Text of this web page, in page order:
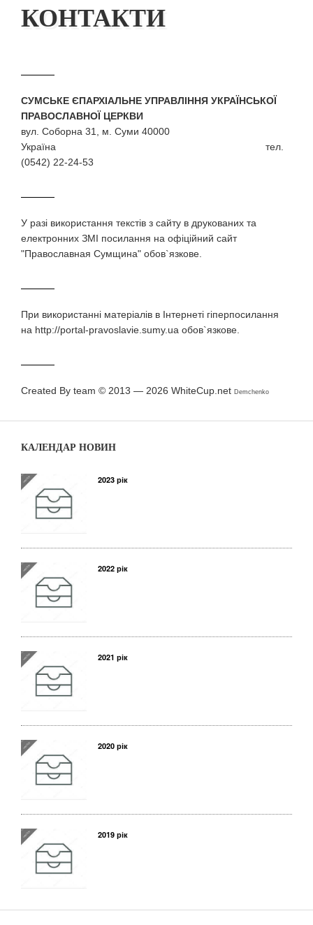
КОНТАКТИ
СУМСЬКЕ ЄПАРХІАЛЬНЕ УПРАВЛІННЯ УКРАЇНСЬКОЇ
ПРАВОСЛАВНОЇ ЦЕРКВИ
вул. Соборна 31, м. Суми 40000
Україна тел.
(0542) 22-24-53
У разi використання текстiв з сайту в друкованих та
електронних ЗМI посилання на офіційний сайт
"Православная Сумщина" обов`язкове.
При використаннi матерiалiв в Iнтернетi гiперпосилання
на http://portal-pravoslavie.sumy.ua обов`язкове.
Created By team © 2013 — 2026 WhiteCup.net Demchenko
КАЛЕНДАР НОВИН
2023 рік
2022 рік
2021 рік
2020 рік
2019 рік